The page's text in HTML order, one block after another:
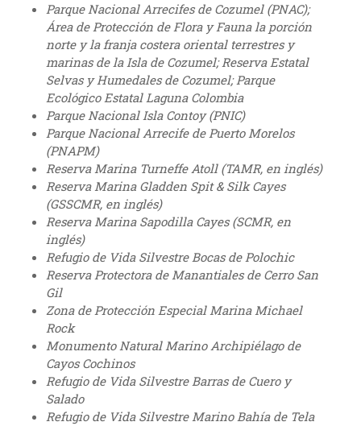
Parque Nacional Arrecifes de Cozumel (PNAC);
Área de Protección de Flora y Fauna la porción
norte y la franja costera oriental terrestres y
marinas de la Isla de Cozumel; Reserva Estatal
Selvas y Humedales de Cozumel; Parque
Ecológico Estatal Laguna Colombia
Parque Nacional Isla Contoy (PNIC)
Parque Nacional Arrecife de Puerto Morelos
(PNAPM)
Reserva Marina Turneffe Atoll (TAMR, en inglés)
Reserva Marina Gladden Spit & Silk Cayes
(GSSCMR, en inglés)
Reserva Marina Sapodilla Cayes (SCMR, en
inglés)
Refugio de Vida Silvestre Bocas de Polochic
Reserva Protectora de Manantiales de Cerro San
Gil
Zona de Protección Especial Marina Michael
Rock
Monumento Natural Marino Archipiélago de
Cayos Cochinos
Refugio de Vida Silvestre Barras de Cuero y
Salado
Refugio de Vida Silvestre Marino Bahía de Tela